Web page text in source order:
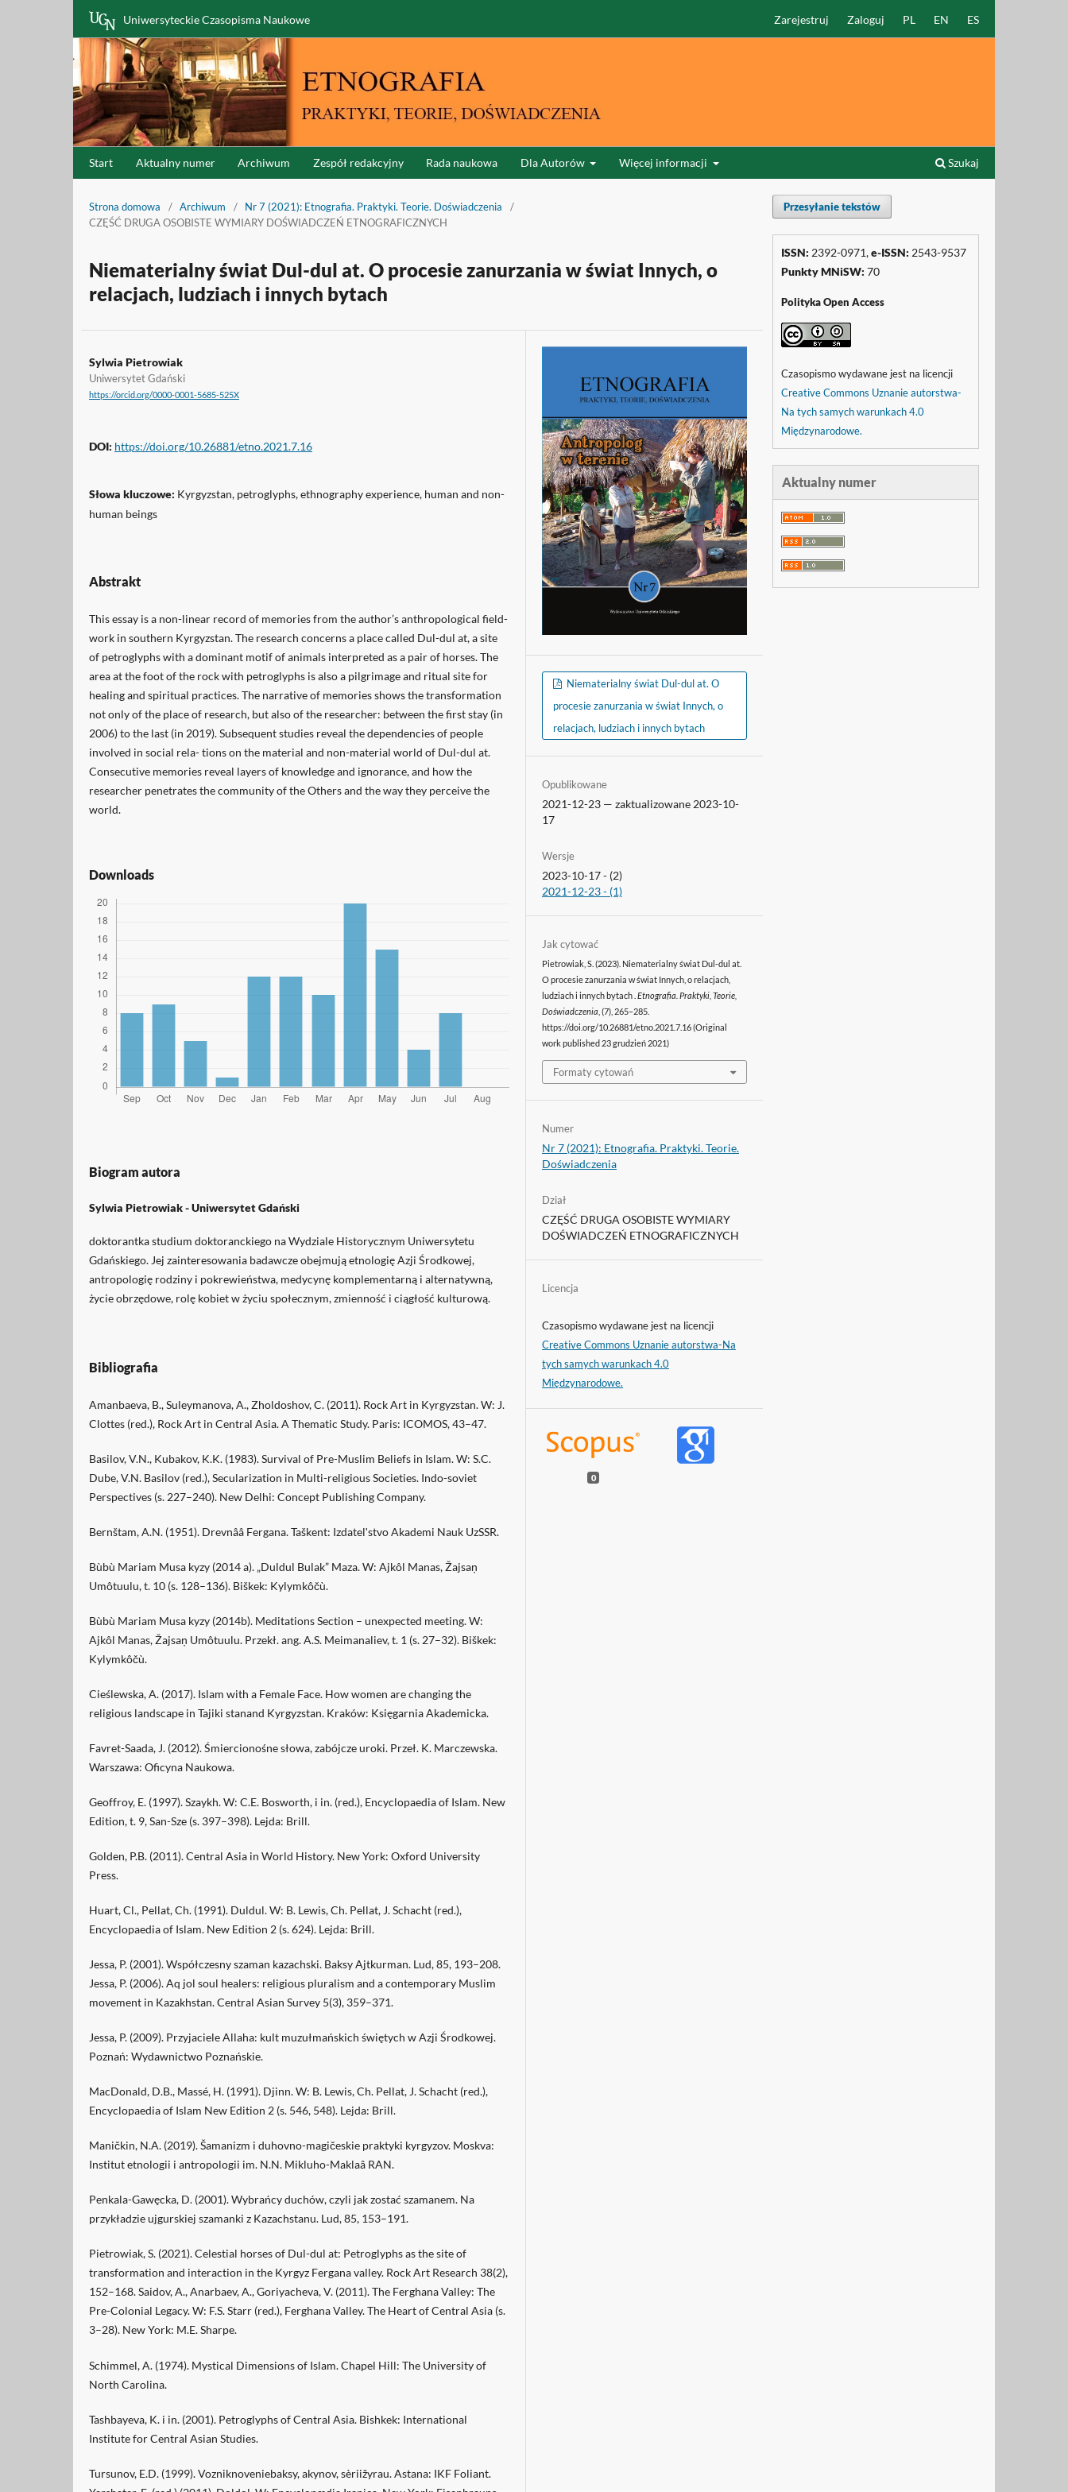
Start Aktualny numer Archiwum Zespół redakcyjny Rada naukowa Dla Autorów Więcej informacji Szukaj
Zarejestruj Zaloguj PL EN ES
Uniwersyteckie Czasopisma Naukowe
Strona domowa / Archiwum / Nr 7 (2021): Etnografia. Praktyki. Teorie. Doświadczenia
/
CZĘŚĆ DRUGA OSOBISTE WYMIARY DOŚWIADCZEŃ ETNOGRAFICZNYCH
Niematerialny świat Dul-dul at. O procesie zanurzania w świat Innych, o
relacjach, ludziach i innych bytach
Sylwia Pietrowiak
Uniwersytet Gdański
https://orcid.org/0000-0001-5685-525X
DOI: https://doi.org/10.26881/etno.2021.7.16
Słowa kluczowe: Kyrgyzstan, petroglyphs, ethnography experience, human and non-
human beings
Abstrakt
This essay is a non-linear record of memories from the author’s anthropological field-
work in southern Kyrgyzstan. The research concerns a place called Dul-dul at, a site
of petroglyphs with a dominant motif of animals interpreted as a pair of horses. The
area at the foot of the rock with petroglyphs is also a pilgrimage and ritual site for
healing and spiritual practices. The narrative of memories shows the transformation
not only of the place of research, but also of the researcher: between the first stay (in
2006) to the last (in 2019). Subsequent studies reveal the dependencies of people
involved in social rela- tions on the material and non-material world of Dul-dul at.
Consecutive memories reveal layers of knowledge and ignorance, and how the
researcher penetrates the community of the Others and the way they perceive the
world.
Downloads
Biogram autora
Sylwia Pietrowiak -Uniwersytet Gdański
doktorantka studium doktoranckiego na Wydziale Historycznym Uniwersytetu
Gdańskiego. Jej zainteresowania badawcze obejmują etnologię Azji Środkowej,
antropologię rodziny i pokrewieństwa, medycynę komplementarną i alternatywną,
życie obrzędowe, rolę kobiet w życiu społecznym, zmienność i ciągłość kulturową.
Bibliografia
Amanbaeva, B., Suleymanova, A., Zholdoshov, C. (2011). Rock Art in Kyrgyzstan. W: J.
Clottes (red.), Rock Art in Central Asia. A Thematic Study. Paris: ICOMOS, 43–47.
Basilov, V.N., Kubakov, K.K. (1983). Survival of Pre-Muslim Beliefs in Islam. W: S.C.
Dube, V.N. Basilov (red.), Secularization in Multi-religious Societies. Indo-soviet
Perspectives (s. 227–240). New Delhi: Concept Publishing Company.
Bernštam, A.N. (1951). Drevnââ Fergana. Taškent: Izdatelʹstvo Akademi Nauk UzSSR.
Bùbù Mariam Musa kyzy (2014 a). „Duldul Bulak” Maza. W: Ajkôl Manas, Žajsan̦
Umôtuulu, t. 10 (s. 128–136). Biškek: Kylymkôčù.
Bùbù Mariam Musa kyzy (2014b). Meditations Section – unexpected meeting. W:
Ajkôl Manas, Žajsan̦ Umôtuulu. Przekł. ang. A.S. Meimanaliev, t. 1 (s. 27–32). Biškek:
Kylymkôčù.
Cieślewska, A. (2017). Islam with a Female Face. How women are changing the
religious landscape in Tajiki stanand Kyrgyzstan. Kraków: Księgarnia Akademicka.
Favret-Saada, J. (2012). Śmiercionośne słowa, zabójcze uroki. Przeł. K. Marczewska.
Warszawa: Oficyna Naukowa.
Geoffroy, E. (1997). Szaykh. W: C.E. Bosworth, i in. (red.), Encyclopaedia of Islam. New
Edition, t. 9, San-Sze (s. 397–398). Lejda: Brill.
Golden, P.B. (2011). Central Asia in World History. New York: Oxford University
Press.
Huart, Cl., Pellat, Ch. (1991). Duldul. W: B. Lewis, Ch. Pellat, J. Schacht (red.),
Encyclopaedia of Islam. New Edition 2 (s. 624). Lejda: Brill.
Jessa, P. (2001). Współczesny szaman kazachski. Baksy Ajtkurman. Lud, 85, 193–208.
Jessa, P. (2006). Aq jol soul healers: religious pluralism and a contemporary Muslim
movement in Kazakhstan. Central Asian Survey 5(3), 359–371.
Jessa, P. (2009). Przyjaciele Allaha: kult muzułmańskich świętych w Azji Środkowej.
Poznań: Wydawnictwo Poznańskie.
MacDonald, D.B., Massé, H. (1991). Djinn. W: B. Lewis, Ch. Pellat, J. Schacht (red.),
Encyclopaedia of Islam New Edition 2 (s. 546, 548). Lejda: Brill.
Maničkin, N.A. (2019). Šamanizm i duhovno-magičeskie praktyki kyrgyzov. Moskva:
Institut etnologii i antropologii im. N.N. Mikluho-Maklaâ RAN.
Penkala-Gawęcka, D. (2001). Wybrańcy duchów, czyli jak zostać szamanem. Na
przykładzie ujgurskiej szamanki z Kazachstanu. Lud, 85, 153–191.
Pietrowiak, S. (2021). Celestial horses of Dul-dul at: Petroglyphs as the site of
transformation and interaction in the Kyrgyz Fergana valley. Rock Art Research 38(2),
152–168. Saidov, A., Anarbaev, A., Goriyacheva, V. (2011). The Ferghana Valley: The
Pre-Colonial Legacy. W: F.S. Starr (red.), Ferghana Valley. The Heart of Central Asia (s.
3–28). New York: M.E. Sharpe.
Schimmel, A. (1974). Mystical Dimensions of Islam. Chapel Hill: The University of
North Carolina.
Tashbayeva, K. i in. (2001). Petroglyphs of Central Asia. Bishkek: International
Institute for Central Asian Studies.
Tursunov, E.D. (1999). Vozniknoveniebaksy, akynov, sèriižyrau. Astana: IKF Foliant.
Niematerialny świat Dul-dul at. O
procesie zanurzania w świat Innych, o
relacjach, ludziach i innych bytach
Opublikowane
2021-12-23 — zaktualizowane 2023-10-
17
Wersje
2023-10-17 - (2)
2021-12-23 - (1)
Jak cytować
Pietrowiak, S. (2023). Niematerialny świat Dul-dul at.
O procesie zanurzania w świat Innych, o relacjach,
ludziach i innych bytach .Etnografia. Praktyki, Teorie,
Doświadczenia , (7), 265–285.
https://doi.org/10.26881/etno.2021.7.16 (Original
work published 23 grudzień 2021)
Formaty cytowań
Numer
Nr 7 (2021): Etnografia. Praktyki. Teorie.
Doświadczenia
Dział
CZĘŚĆ DRUGA OSOBISTE WYMIARY
DOŚWIADCZEŃ ETNOGRAFICZNYCH
Licencja
Czasopismo wydawane jest na licencji
Creative Commons Uznanie autorstwa-Na
tych samych warunkach 4.0
Międzynarodowe.
0
Przesyłanie tekstów
ISSN: 2392-0971,e-ISSN: 2543-9537
PunktyMNiSW: 70
Polityka Open Access
Czasopismo wydawane jest na licencji
Creative Commons Uznanie autorstwa-
Na tych samych warunkach 4.0
Międzynarodowe.
Aktualny numer